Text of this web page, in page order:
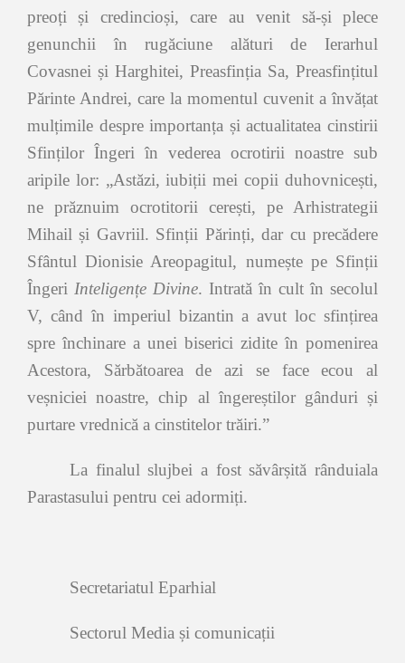
preoți și credincioși, care au venit să-și plece
genunchii în rugăciune alături de Ierarhul
Covasnei și Harghitei, Preasfinția Sa, Preasfințitul
Părinte Andrei, care la momentul cuvenit a învățat
mulțimile despre importanța și actualitatea cinstirii
Sfinților Îngeri în vederea ocrotirii noastre sub
aripile lor: „Astăzi, iubiții mei copii duhovnicești,
ne prăznuim ocrotitorii cerești, pe Arhistrategii
Mihail și Gavriil. Sfinții Părinți, dar cu precădere
Sfântul Dionisie Areopagitul, numește pe Sfinții
Îngeri Inteligențe Divine. Intrată în cult în secolul
V, când în imperiul bizantin a avut loc sfințirea
spre închinare a unei biserici zidite în pomenirea
Acestora, Sărbătoarea de azi se face ecou al
veșniciei noastre, chip al îngereștilor gânduri și
purtare vrednică a cinstitelor trăiri.”
La finalul slujbei a fost săvârșită rânduiala
Parastasului pentru cei adormiți.
Secretariatul Eparhial
Sectorul Media și comunicații